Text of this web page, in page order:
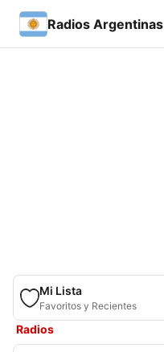
Radios Argentinas
Mi Lista
Favoritos y Recientes
Radios